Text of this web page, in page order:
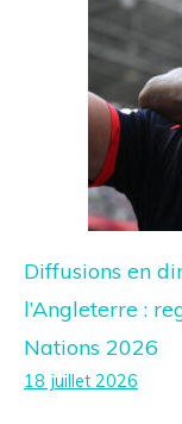
Diffusions en
l’Angleterre :
Nations 2026
18 juillet 2026